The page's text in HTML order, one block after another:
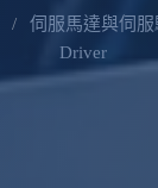
/
伺服馬達與伺
Driver